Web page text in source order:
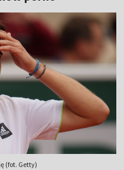
(fot. Getty)